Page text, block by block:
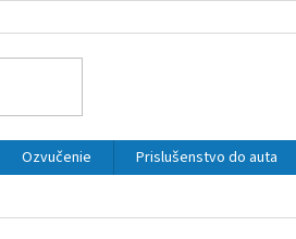
Ozvučenie Prislušenstvo do auta